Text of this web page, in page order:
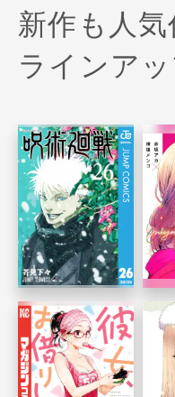
新作も人気
ラインアッ